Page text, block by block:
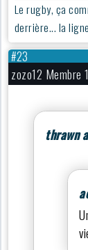
Le rugby, ça
derrière... la
#23
zozo12
thrawn